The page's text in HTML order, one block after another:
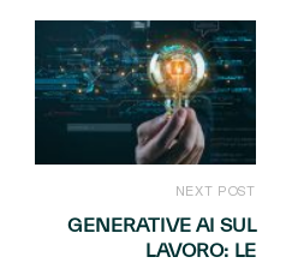
NEXT POST
GENERATIVE AI SUL
LAVORO: LE